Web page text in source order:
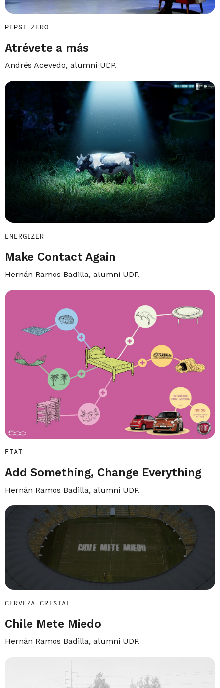
PEPSI ZERO
Atrévete a más
Andrés Acevedo, alumni UDP.
ENERGIZER
Make Contact Again
Hernán Ramos Badilla, alumni UDP.
FIAT
Add Something, Change Everything
Hernán Ramos Badilla, alumni UDP.
CERVEZA CRISTAL
Chile Mete Miedo
Hernán Ramos Badilla, alumni UDP.